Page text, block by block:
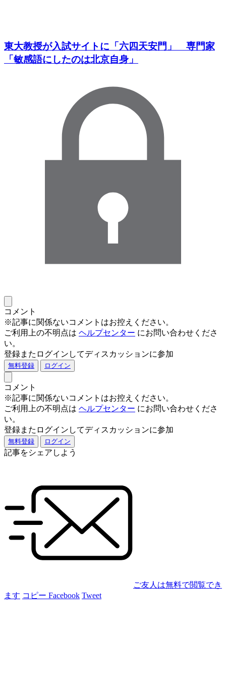
東大教授が入試サイトに「六四天安門」 専門家
「敏感語にしたのは北京自身」
コメント
※記事に関係ないコメントはお控えください。
ご利用上の不明点は ヘルプセンター にお問い合わせくださ
い。
登録またログインしてディスカッションに参加
無料登録 ログイン
コメント
※記事に関係ないコメントはお控えください。
ご利用上の不明点は ヘルプセンター にお問い合わせくださ
い。
登録またログインしてディスカッションに参加
無料登録 ログイン
記事をシェアしよう
ご友人は無料で閲覧でき
ます コピー Facebook Tweet